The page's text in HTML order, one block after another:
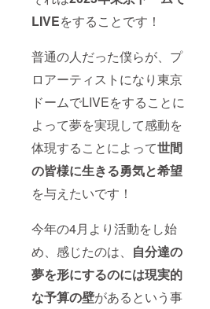
LIVEをすることです！
普通の人だった僕らが、プ
ロアーティストになり東京
ドームでLIVEをすることに
よって夢を実現して感動を
体現することによって世間
の皆様に生きる勇気と希望
を与えたいです！
今年の4月より活動をし始
め、感じたのは、 自分達の
夢を形にするのには現実的
な予算の壁があるという事